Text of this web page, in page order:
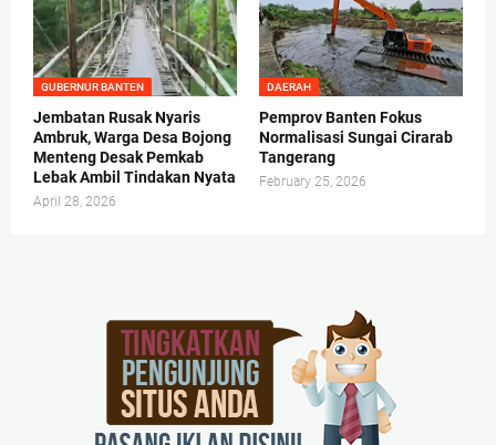
GUBERNUR BANTEN
Jembatan Rusak Nyaris
Ambruk, Warga Desa Bojong
Menteng Desak Pemkab
Lebak Ambil Tindakan Nyata
April 28, 2026
DAERAH
Pemprov Banten Fokus
Normalisasi Sungai Cirarab
Tangerang
February 25, 2026